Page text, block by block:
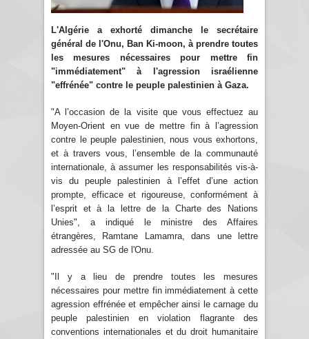
L'Algérie a exhorté dimanche le secrétaire
général de l'Onu, Ban Ki-moon, à prendre toutes
les mesures nécessaires pour mettre fin
"immédiatement" à l'agression israélienne
"effrénée" contre le peuple palestinien à Gaza.
"A l’occasion de la visite que vous effectuez au
Moyen-Orient en vue de mettre fin à l’agression
contre le peuple palestinien, nous vous exhortons,
et à travers vous, l’ensemble de la communauté
internationale, à assumer les responsabilités vis-à-
vis du peuple palestinien à l’effet d’une action
prompte, efficace et rigoureuse, conformément à
l’esprit et à la lettre de la Charte des Nations
Unies", a indiqué le ministre des Affaires
étrangères, Ramtane Lamamra, dans une lettre
adressée au SG de l'Onu.
"Il y a lieu de prendre toutes les mesures
nécessaires pour mettre fin immédiatement à cette
agression effrénée et empêcher ainsi le carnage du
peuple palestinien en violation flagrante des
conventions internationales et du droit humanitaire